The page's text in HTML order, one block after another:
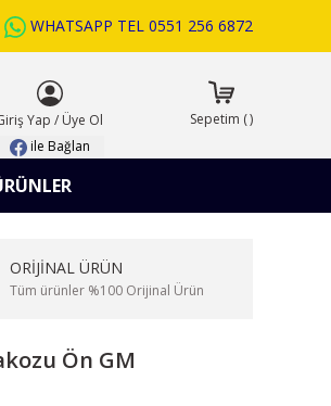
WHATSAPP TEL 0551 256 6872
Yap / Üye Ol
ile Bağlan
Sepetim ()
ORİJİNAL ÜRÜN
Tüm ürünler %100 Orijinal Ürün
Ön GM